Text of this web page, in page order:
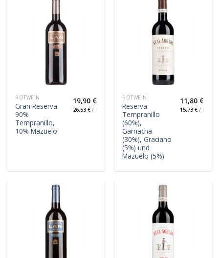
ROTWEIN
Gran Reserva
90%
Tempranillo,
10% Mazuelo
19,90 €
26,53 €/ l
ROTWEIN
Reserva
Tempranillo
(60%),
Garnacha
(30%), Graciano
(5%) und
Mazuelo (5%)
11,80 €
15,73 €/ l